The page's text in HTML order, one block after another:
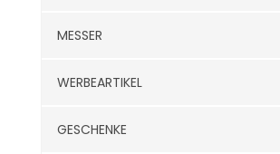
MESSER
WERBEARTIKEL
GESCHENKE